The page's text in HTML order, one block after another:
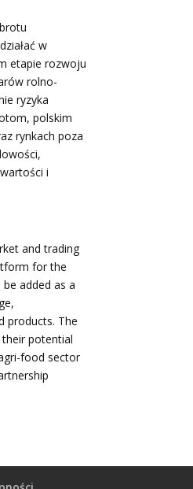
w
etapie rozwoju
rolno-
ryzyka
polskim
rynkach poza
i
and trading
for the
added as a
products. The
potential
food sector